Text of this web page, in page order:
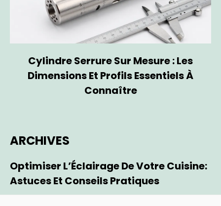
Cylindre Serrure Sur Mesure : Les
Dimensions Et Profils Essentiels À
Connaître
ARCHIVES
Optimiser L’Éclairage De Votre Cuisine:
Astuces Et Conseils Pratiques